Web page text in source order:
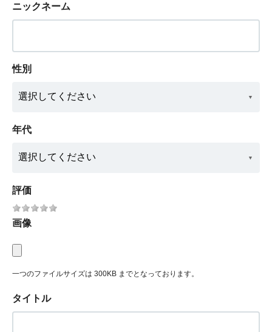
ニックネーム
性別
年代
評価
画像
一つのファイルサイズは 300KB までとなっております。
タイトル